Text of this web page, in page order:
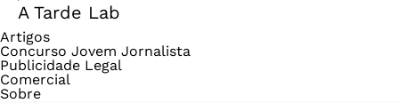
A Tarde Lab
Artigos
Concurso Jovem Jornalista
Publicidade Legal
Comercial
Sobre